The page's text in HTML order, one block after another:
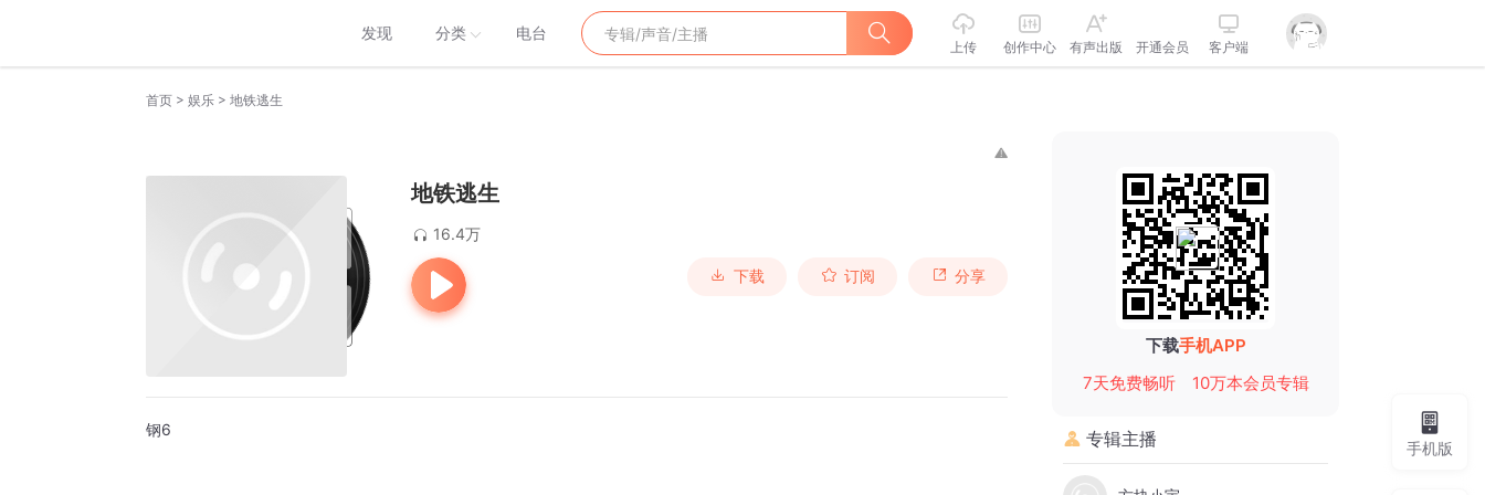
发现 分类 电台
上传 创作中心 有声出版 开通会员 客户端
首页 > 娱乐 > 地铁逃生
地铁逃生
16.4万
下载 订阅 分享
钢6
下载手机APP
7天免费畅听
10万本会员专辑
专辑主播 手机版